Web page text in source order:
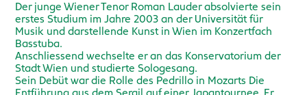
Der junge Wiener Tenor Roman Lauder absolvierte sein
erstes Studium im Jahre 2003 an der Universität für
Musik und darstellende Kunst in Wien im Konzertfach
Basstuba.
Anschliessend wechselte er an das Konservatorium der
Stadt Wien und studierte Sologesang.
Sein Debüt war die Rolle des Pedrillo in Mozarts Die